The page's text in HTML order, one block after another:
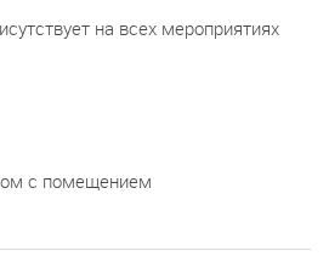
на всех мероприятиях
с помещением